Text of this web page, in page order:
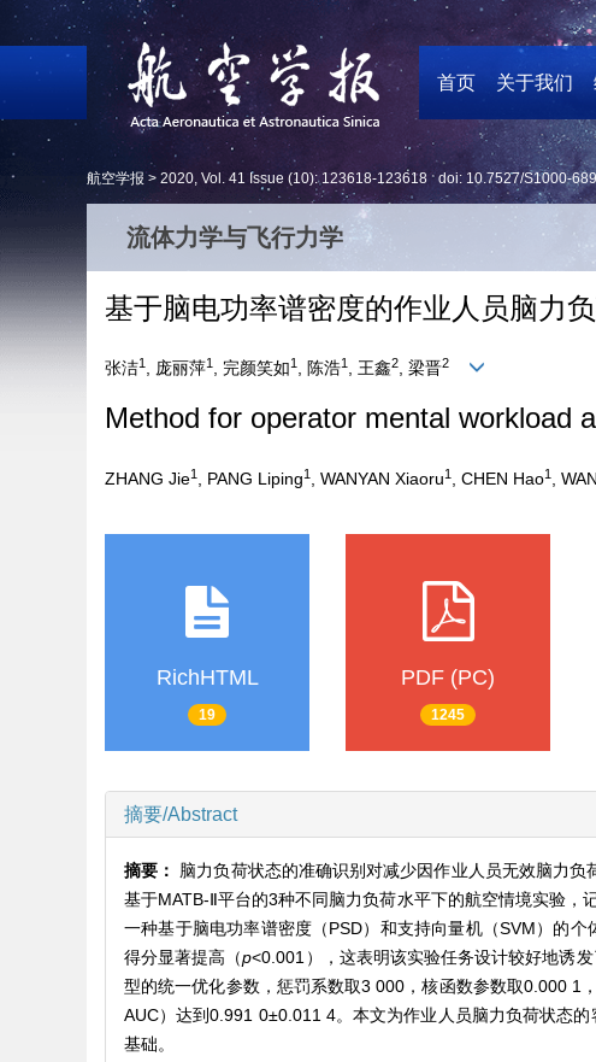
首页 关于我们
航空学报 > 2020, Vol. 41 Issue (10): 123618-123618 doi: 10.7527/S1000-
流体力学与飞行力学
基于脑电功率谱密度的作业人员脑力
张洁1 , 庞丽萍1 , 完颜笑如1 , 陈浩1 , 王鑫2, 梁晋2
Method for operator mental workload
ZHANG Jie1 , PANG Liping1 , WANYAN Xiaoru1 , CHEN Hao1 ,
RichHTML
19
PDF (PC)
1245
摘要/Abstract
摘要： 脑力负荷状态的准确识别对减少因作业人员无效脑力
基于MATB-Ⅱ平台的3种不同脑力负荷水平下的航空情境实验，
一种基于脑电功率谱密度（PSD）和支持向量机（SVM）的
得分显著提高（p<0.001），这表明该实验任务设计较好地诱
型的统一优化参数，惩罚系数取3 000，核函数参数取0.000 1
AUC）达到0.991 0±0.011 4。本文为作业人员脑力负荷状态
基础。